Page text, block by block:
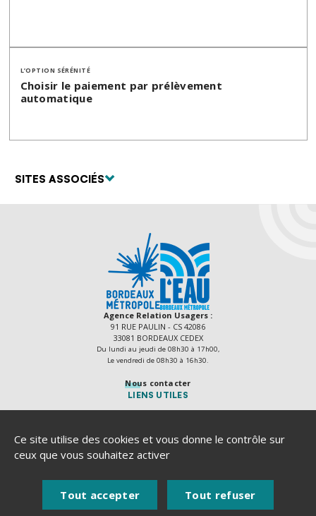
Choisir le paiement par prélèvement
automatique
L’OPTION SÉRÉNITÉ
SITES ASSOCIÉS
Agence Relation Usagers :
91 RUE PAULIN - CS 42086
33081 BORDEAUX CEDEX
Du lundi au jeudi de 08h30 à 17h00,
Le vendredi de 08h30 à 16h30.
Nous contacter
LIENS UTILES
Délibérations
Recrutement
Ce site utilise des cookies et vous donne le contrôle sur
ceux que vous souhaitez activer
Tout accepter Tout refuser